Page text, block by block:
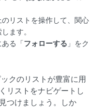
リストを操作して、関心
ます。
る「フォローする 」をク
クのリストが豊富に用
リストをナビゲートし
つけましょう。しか